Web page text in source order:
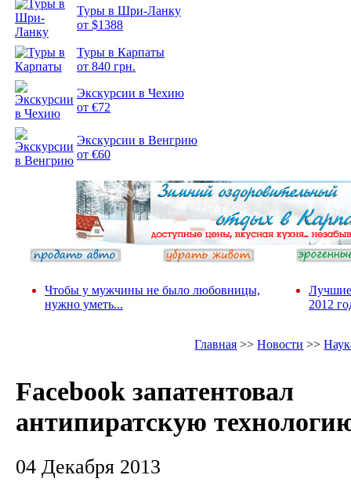
Туры в Шри-Ланку
от $1388
Туры в Карпаты
от 840 грн.
Экскурсии в Чехию
от €72
Экскурсии в Венгрию
от €60
Чтобы у мужчины не было любовницы,
нужно уметь...
Лучшие
2012
Главная >>Новости >>
Facebook запатентовал
антипиратскую
04 Декабря 2013